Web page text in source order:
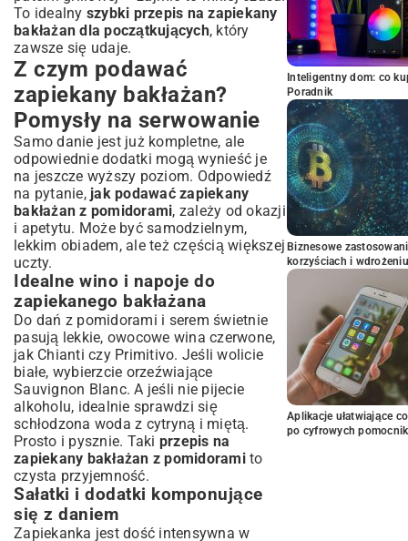
To idealny szybki przepis na zapiekany
bakłażan dla początkujących, który
zawsze się udaje.
Z czym podawać
zapiekany bakłażan?
Pomysły na serwowanie
Samo danie jest już kompletne, ale
odpowiednie dodatki mogą wynieść je
na jeszcze wyższy poziom. Odpowiedź
na pytanie, jak podawać zapiekany
bakłażan z pomidorami, zależy od okazji
i apetytu. Może być samodzielnym,
lekkim obiadem, ale też częścią większej
uczty.
Idealne wino i napoje do
zapiekanego bakłażana
Do dań z pomidorami i serem świetnie
pasują lekkie, owocowe wina czerwone,
jak Chianti czy Primitivo. Jeśli wolicie
białe, wybierzcie orzeźwiające
Sauvignon Blanc. A jeśli nie pijecie
alkoholu, idealnie sprawdzi się
schłodzona woda z cytryną i miętą.
Prosto i pysznie. Taki przepis na
zapiekany bakłażan z pomidoramito
czysta przyjemność.
Sałatki i dodatki komponujące
się z daniem
Zapiekanka jest dość intensywna w
Inteligentny dom: co
Poradnik
Biznesowe
korzyściach i wdrożeniu
Aplikacje ułatwiające
po cyfrowych